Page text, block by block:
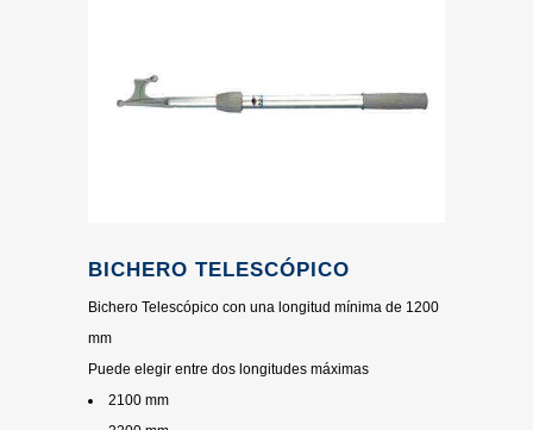
BICHERO TELESCÓPICO
Bichero Telescópico con una longitud mínima de 1200
mm
Puede elegir entre dos longitudes máximas
2100 mm